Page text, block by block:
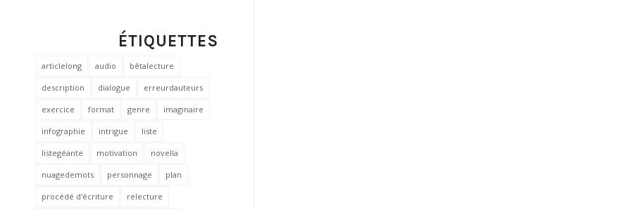
Univers narratif d’un roman : quatre
fonctions à ne pas négliger
Erreur d’auteurs #3 : le syndrome de
Personnage de roman vs vraie
Erreur d'auteurs #2 : mal utiliser son
ÉTIQUETTES
articlelong audio bêtalecture
description dialogue erreurdauteurs
exercice format genre imaginaire
infographie intrigue liste
listegéante motivation novella
nuagedemots personnage plan
procédé d'écriture relecture